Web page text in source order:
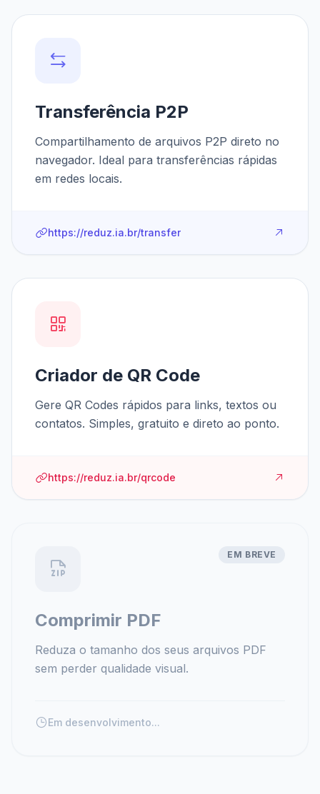
Transferência P2P
Compartilhamento de arquivos P2P direto no
navegador. Ideal para transferências rápidas
em redes locais.
https://reduz.ia.br/transfer
Criador de QR Code
Gere QR Codes rápidos para links, textos ou
contatos. Simples, gratuito e direto ao ponto.
https://reduz.ia.br/qrcode
EM BREVE
Comprimir PDF
Reduza o tamanho dos seus arquivos PDF
sem perder qualidade visual.
Em desenvolvimento...